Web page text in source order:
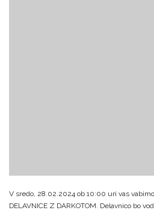
V sredo, 28.02.2024 ob 10:00 uri vas
DELAVNICE Z DARKOTOM. Delavnico bo